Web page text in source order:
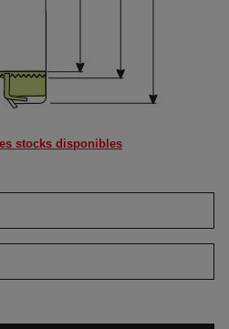
stocks disponibles